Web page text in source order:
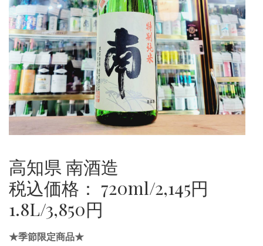
高知県 南酒造
税込価格： 720ml/2,145円
1.8L/3,850円
★季節限定商品★